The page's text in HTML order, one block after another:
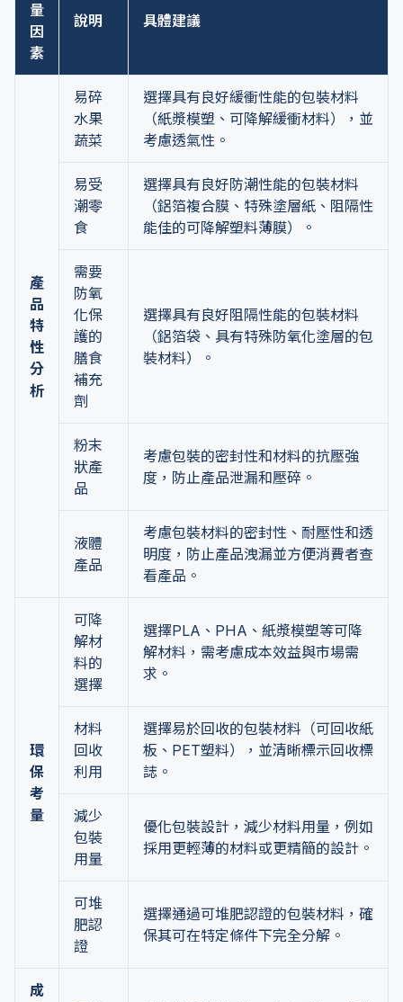
量
因
素
說明 具體建議
產
品
特
性
分
析
易碎
水果
蔬菜
選擇具有良好緩衝性能的包裝材料
（紙漿模塑、可降解緩衝材料），並
考慮透氣性。
易受
潮零
食
選擇具有良好防潮性能的包裝材料
（鋁箔複合膜、特殊塗層紙、阻隔性
能佳的可降解塑料薄膜）。
需要
防氧
化保
護的
膳食
補充
劑
選擇具有良好阻隔性能的包裝材料
（鋁箔袋、具有特殊防氧化塗層的包
裝材料）。
粉末
狀產
品
考慮包裝的密封性和材料的抗壓強
度，防止產品泄漏和壓碎。
液體
產品
考慮包裝材料的密封性、耐壓性和透
明度，防止產品洩漏並方便消費者查
看產品。
環
保
考
量
可降
解材
料的
選擇
選擇PLA、PHA、紙漿模塑等可降
解材料，需考慮成本效益與市場需
求。
材料
回收
利用
選擇易於回收的包裝材料（可回收紙
板、PET塑料），並清晰標示回收標
誌。
減少
包裝
用量
優化包裝設計，減少材料用量，例如
採用更輕薄的材料或更精簡的設計。
可堆
肥認
證
選擇通過可堆肥認證的包裝材料，確
保其可在特定條件下完全分解。
成